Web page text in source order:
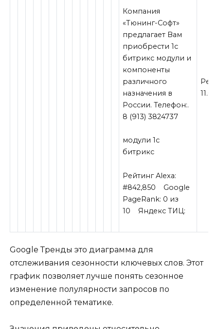
Компания
«Тюнинг-Софт»
предлагает Вам
приобрести 1с
битрикс модули и
компоненты
различного
назначения в
России. Телефон:.
8 (913) 3824737
модули 1с
битрикс
Рейтинг Alexa:
#842,850 Google
PageRank: 0 из
10 Яндекс ТИЦ:
11.0
Google Тренды это диаграмма для
отслеживания сезонности ключевых слов. Этот
график позволяет лучше понять сезонное
изменение полулярности запросов по
определенной тематике.